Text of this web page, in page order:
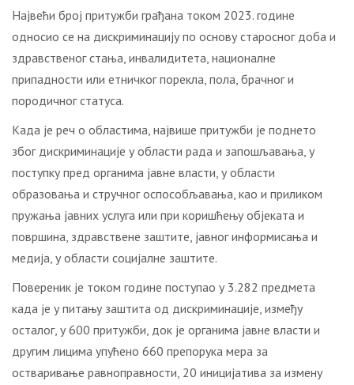
Највећи број притужби грађана током 2023. године
односио се на дискриминацију по основу старосног доба и
здравственог стања, инвалидитета, националне
припадности или етничког порекла, пола, брачног и
породичног статуса.
Када је реч о областима, највише притужби је поднето
због дискриминације у области рада и запошљавања, у
поступку пред органима јавне власти, у области
образовања и стручног оспособљавања, као и приликом
пружања јавних услуга или при коришћењу објеката и
површина, здравствене заштите, јавног информисања и
медија, у области социјалне заштите.
Повереник је током године поступао у 3.282 предмета
када је у питању заштита од дискриминације, између
осталог, у 600 притужби, док је органима јавне власти и
другим лицима упућено 660 препорука мера за
остваривање равноправности, 20 иницијатива за измену